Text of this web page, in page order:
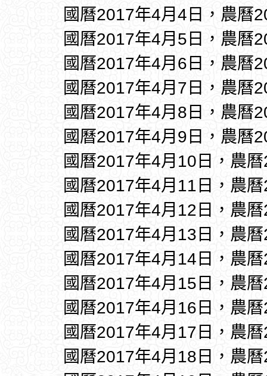
國曆2017年4月4日，農曆
國曆2017年4月5日，農曆
國曆2017年4月6日，農曆
國曆2017年4月7日，農曆
國曆2017年4月8日，農曆
國曆2017年4月9日，農曆
國曆2017年4月10日，農
國曆2017年4月11日，農
國曆2017年4月12日，農
國曆2017年4月13日，農
國曆2017年4月14日，農
國曆2017年4月15日，農
國曆2017年4月16日，農
國曆2017年4月17日，農
國曆2017年4月18日，農